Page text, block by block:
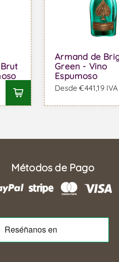
Armand de
Green - Vino
Espumoso
Desde €441,19
Métodos de Pago